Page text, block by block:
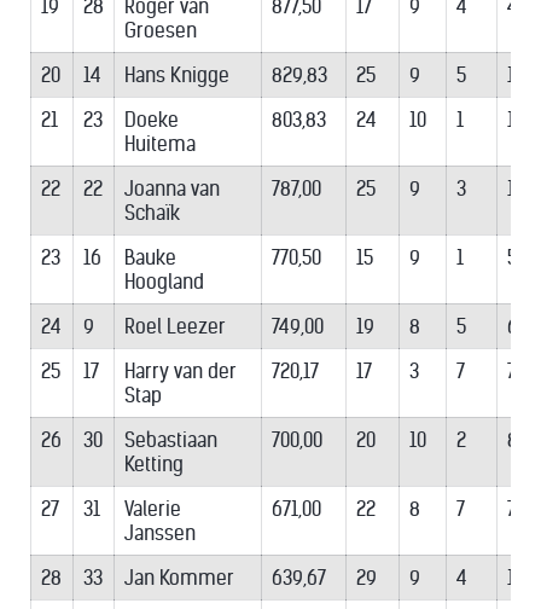
19 28
Roger van
Groesen
877,50 17 9 4 4
20 14 Hans Knigge 829,83 25 9 5
11
21
23
Doeke
Huitema
803,83 24 10 1 13
22 22
Joanna van
Schaïk
787,00 25 9 3 13
23 16
Bauke
Hoogland
770,50 15 9 1 5
24 9 Roel Leezer 749,00 19 8 5
6
25
17
Harry van der
Stap
720,17 17 3 7 7
26 30
Sebastiaan
Ketting
700,00 20 10 2 8
27 31
Valerie
Janssen
671,00 22 8 7 7
28 33 Jan Kommer 639,67 29 9 4
16